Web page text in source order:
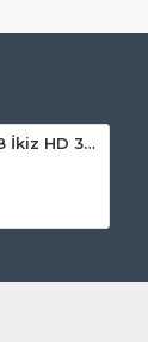
OCTAGON SF2028 İkiz HD 3D OPTIMA gümüş (DVB-T / C & DVB-T / C)